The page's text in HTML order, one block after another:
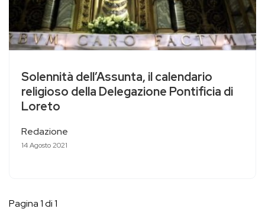
Solennità dell’Assunta, il calendario
religioso della Delegazione Pontificia di
Loreto
Redazione
14 Agosto 2021
Pagina 1 di 1